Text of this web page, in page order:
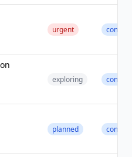
urgent
exploring
planned